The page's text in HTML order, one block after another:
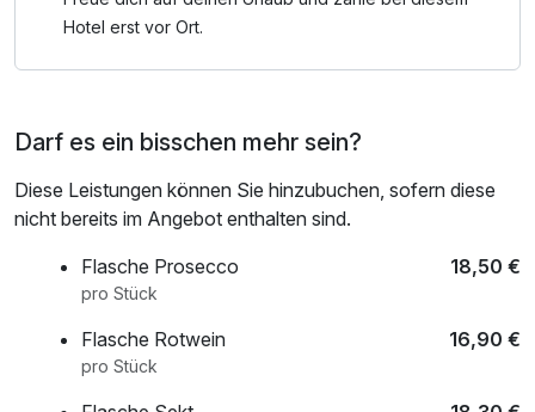
Hotel erst vor Ort.
Darf es ein bisschen mehr sein?
Diese Leistungen können Sie hinzubuchen, sofern diese
nicht bereits im Angebot enthalten sind.
Flasche Prosecco
18,50 €
pro Stück
Flasche Rotwein 16,90 €
pro Stück